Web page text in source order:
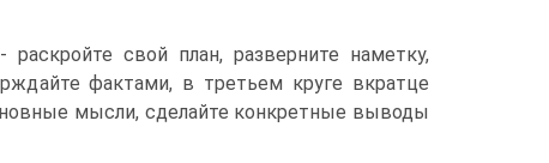
свой план, разверните наметку,
фактами, в третьем круге вкратце
мысли, сделайте конкретные выводы